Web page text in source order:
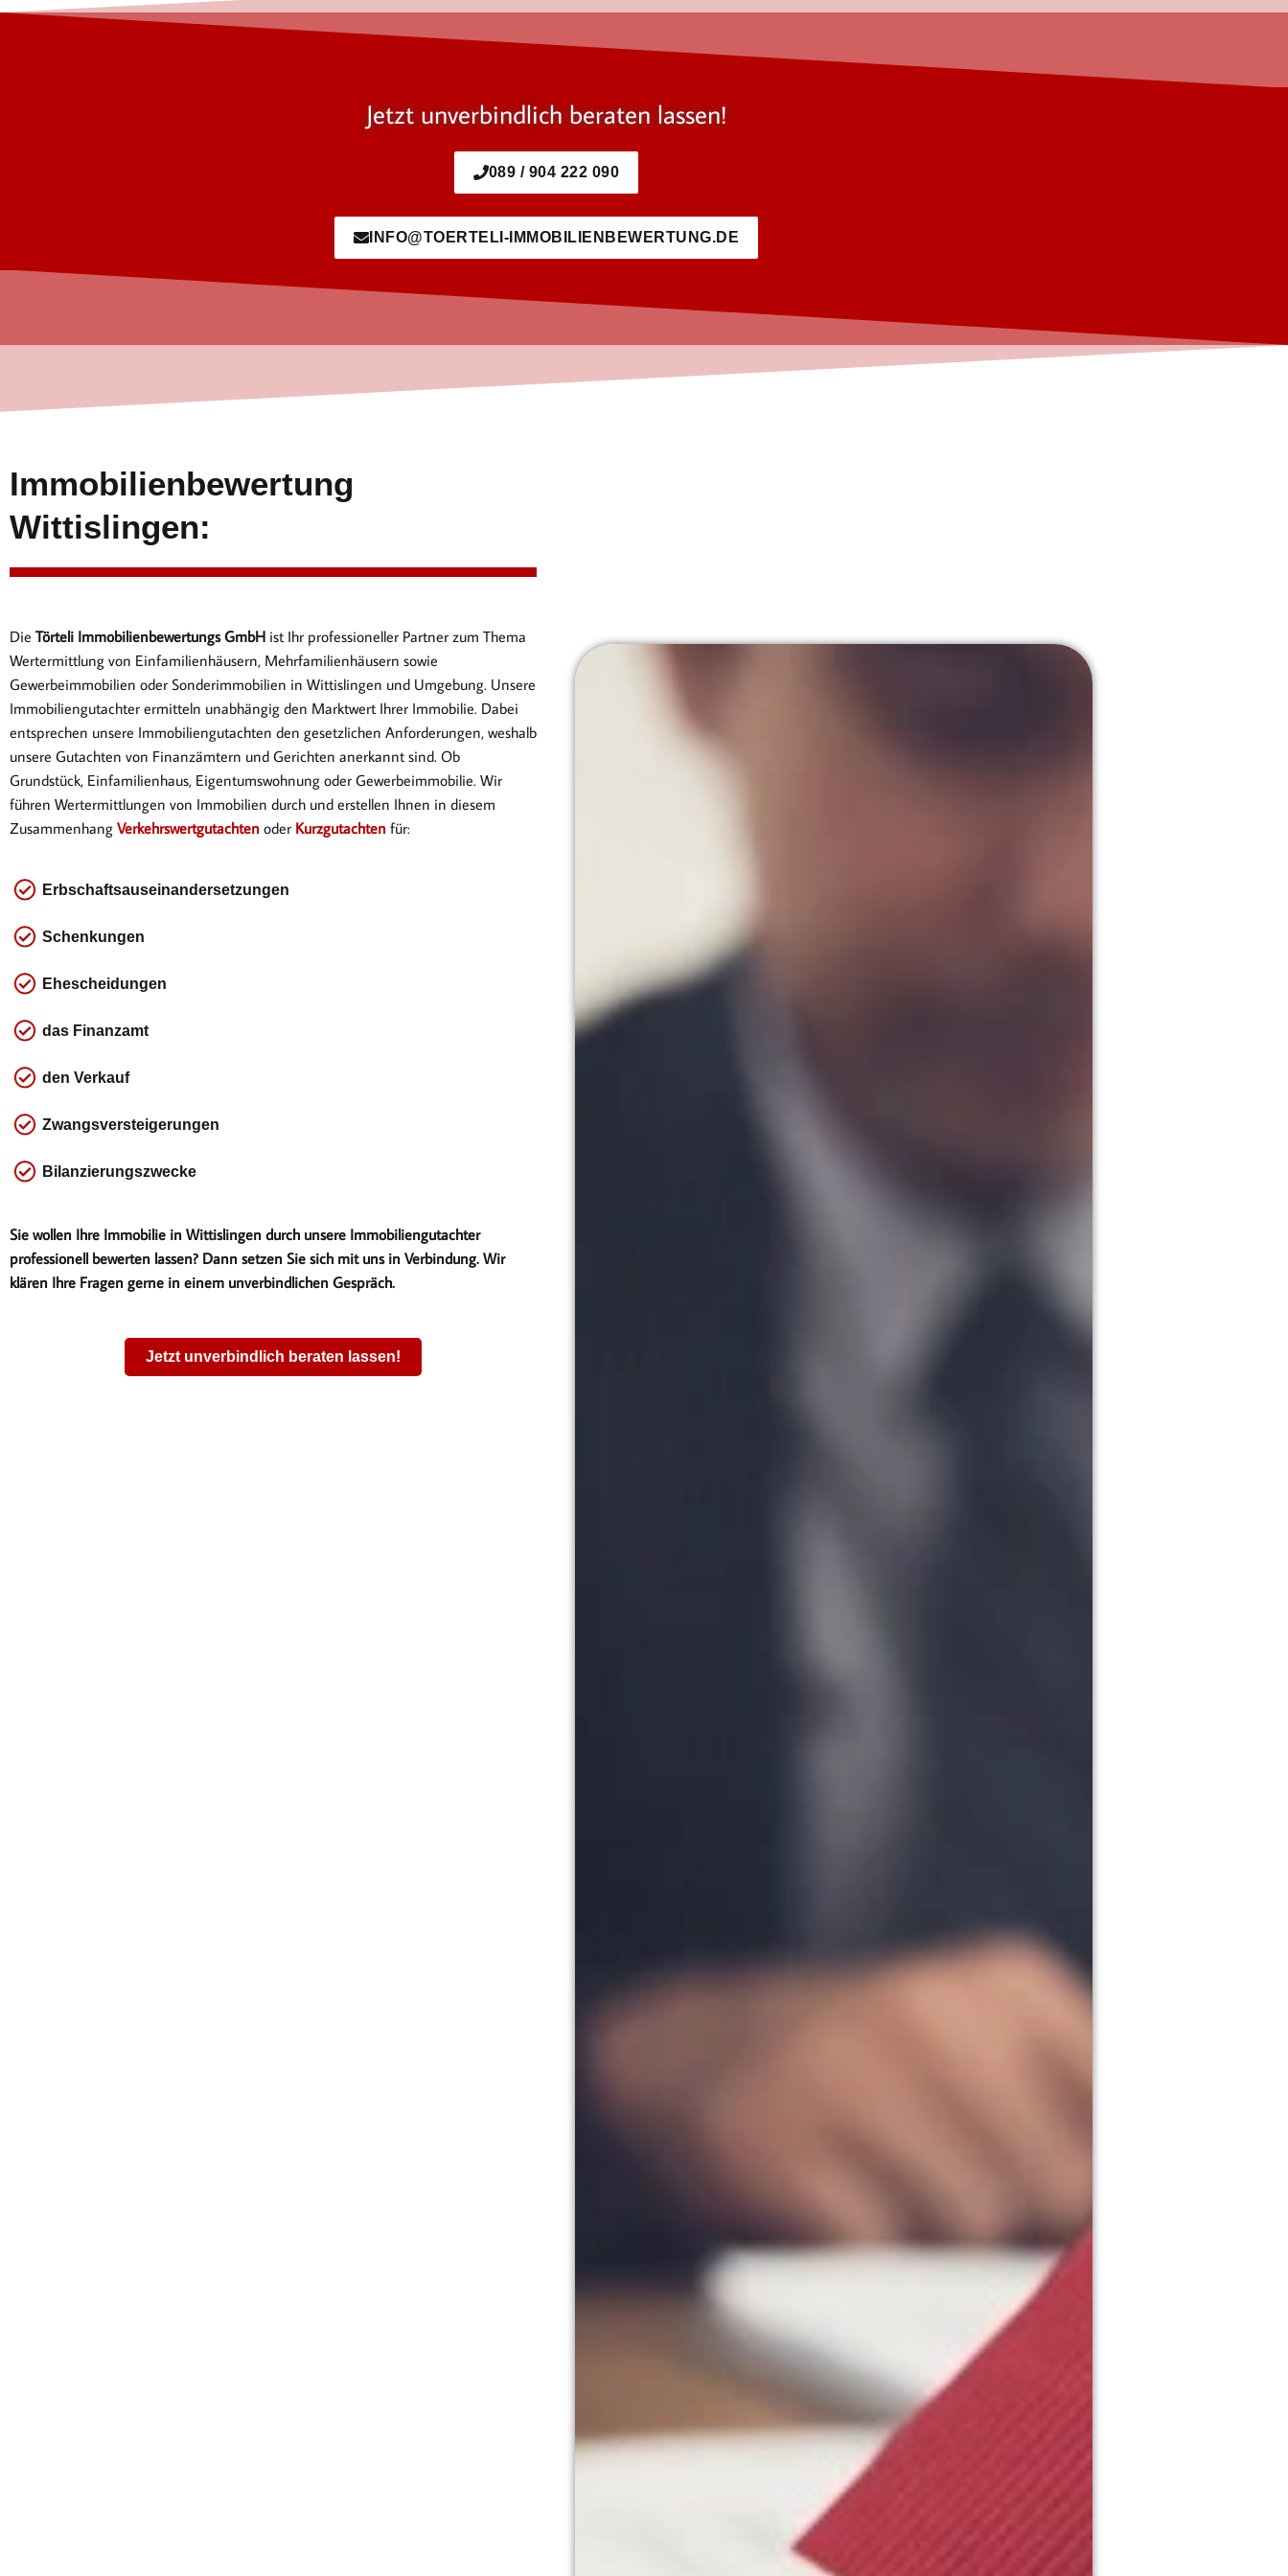
Jetzt unverbindlich beraten lassen!
089 / 904 222 090
INFO@TOERTELI-IMMOBILIENBEWERTUNG.DE
Immobilienbewertung
Wittislingen:
Die Törteli Immobilienbewertungs GmbH ist Ihr professioneller Partner zum Thema
Wertermittlung von Einfamilienhäusern, Mehrfamilienhäusern sowie
Gewerbeimmobilien oder Sonderimmobilien in Wittislingen und Umgebung. Unsere
Immobiliengutachter ermitteln unabhängig den Marktwert Ihrer Immobilie. Dabei
entsprechen unsere Immobiliengutachten den gesetzlichen Anforderungen, weshalb
unsere Gutachten von Finanzämtern und Gerichten anerkannt sind. Ob
Grundstück, Einfamilienhaus, Eigentumswohnung oder Gewerbeimmobilie. Wir
führen Wertermittlungen von Immobilien durch und erstellen Ihnen in diesem
Zusammenhang Verkehrswertgutachten oder Kurzgutachten für:
Erbschaftsauseinandersetzungen
Schenkungen
Ehescheidungen
das Finanzamt
den Verkauf
Zwangsversteigerungen
Bilanzierungszwecke
Sie wollen Ihre Immobilie in Wittislingen durch unsere Immobiliengutachter
professionell bewerten lassen? Dann setzen Sie sich mit uns in Verbindung. Wir
klären Ihre Fragen gerne in einem unverbindlichen Gespräch.
Jetzt unverbindlich beraten lassen!